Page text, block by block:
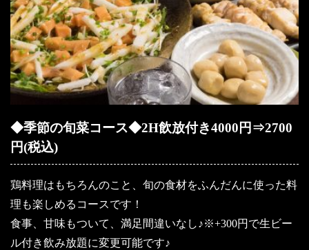
◆季節の旬菜コース◆2H飲放付き4000円⇒2700
円(税込)
鶏料理はもちろんのこと、旬の食材をふんだんに使った料
理も楽しめるコースです！
食事、甘味もついて、満足間違いなし♪※+300円で生ビー
ル付き飲み放題に変更可能です♪